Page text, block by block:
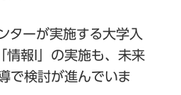
ターが実施する大学入
情報I」の実施も、未来
で検討が進んでいま